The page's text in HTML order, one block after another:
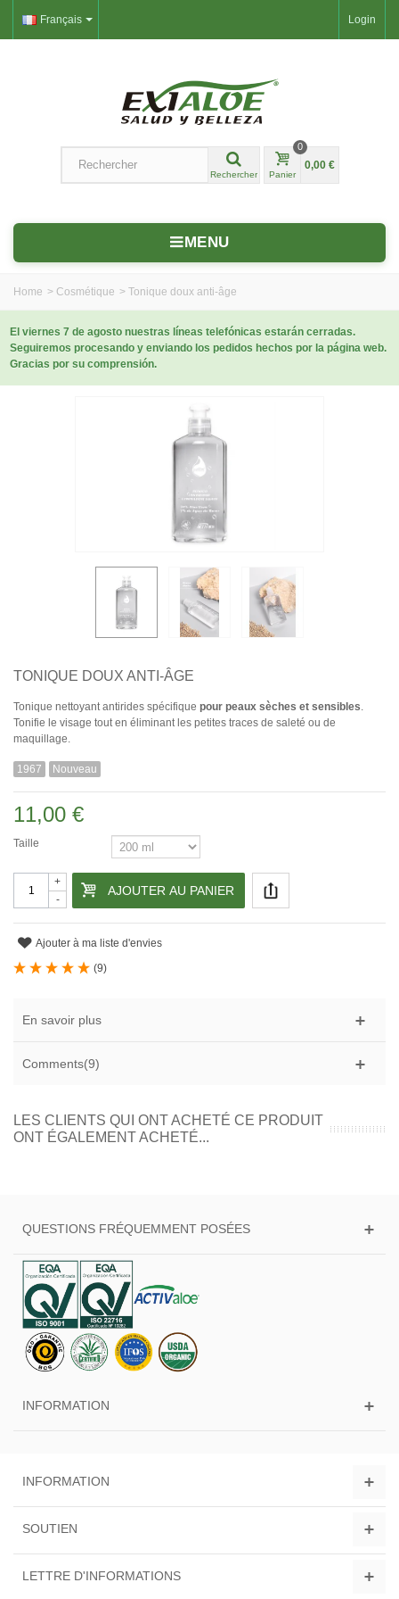
Login
Français
Rechercher Panier
0
0,00 €
MENU
Home > Cosmétique > Tonique doux anti-âge
El viernes 7 de agosto nuestras líneas telefónicas estarán cerradas.
Seguiremos procesando y enviando los pedidos hechos por la página web.
Gracias por su comprensión.
TONIQUE DOUX ANTI-ÂGE
Tonique nettoyant antirides spécifique pour peaux sèches et sensibles.
Tonifie le visage tout en éliminant les petites traces de saleté ou de
maquillage.
1967 Nouveau
11,00 €
Taille
-
+
AJOUTER AU PANIER
Ajouter à ma liste d'envies
(9)
En savoir plus
Comments(9)
LES CLIENTS QUI ONT ACHETÉ CE PRODUIT
ONT ÉGALEMENT ACHETÉ...
QUESTIONS FRÉQUEMMENT POSÉES
INFORMATION
INFORMATION
SOUTIEN
LETTRE D'INFORMATIONS